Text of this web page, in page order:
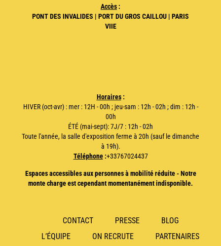
Accès :
PONT DES INVALIDES | PORT DU GROS CAILLOU | PARIS
VIIE
Horaires:
HIVER (oct-avr) : mer : 12H - 00h ; jeu-sam : 12h - 02h ; dim : 12h -
00h
ÉTÉ (mai-sept): 7J/7 : 12h - 02h
Toute l'année, la salle d'exposition ferme à 20h (sauf le dimanche
à 19h).
Téléphone:+33767024437
Espaces accessibles aux personnes à mobilité réduite - Notre
monte charge est cependant momentanément indisponible.
CONTACT PRESSE
BLOG
L’ÉQUIPE
ON RECRUTE PARTENAIRES